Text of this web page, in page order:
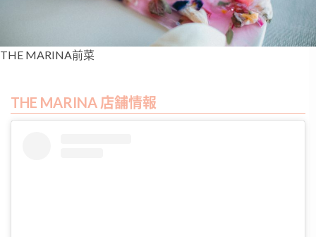
THE MARINA前菜
THE MARINA 店舗情報